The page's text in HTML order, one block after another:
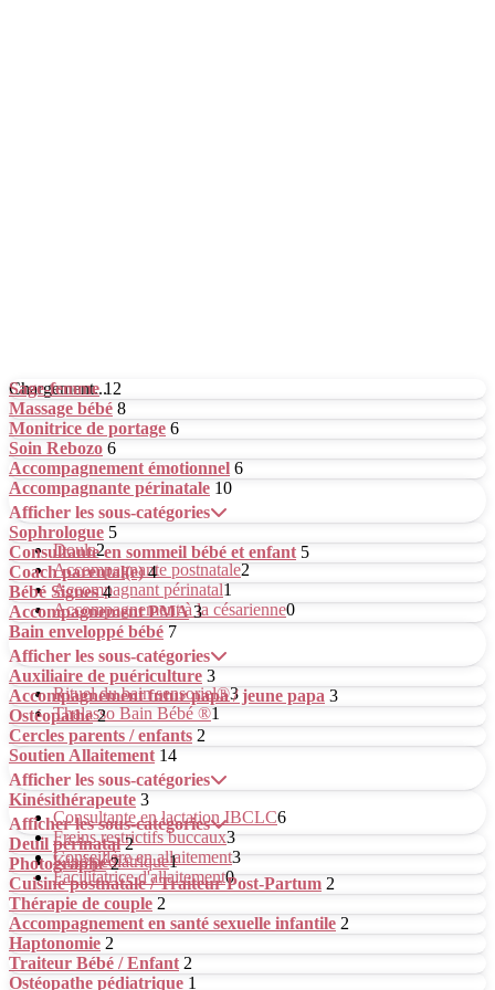
Chargement...
Sage-femme 12
Massage bébé 8
Monitrice de portage 6
Soin Rebozo 6
Accompagnement émotionnel 6
Accompagnante périnatale 10
Afficher les sous-catégories
Doula2
Accompagnante postnatale2
Accompagnant périnatal1
Accompagnement à la césarienne0
Sophrologue 5
Consultante en sommeil bébé et enfant 5
Coach parental(e) 4
Bébé Signes 4
Accompagnement PMA 3
Bain enveloppé bébé 7
Afficher les sous-catégories
Rituel du bain sensoriel®3
Thalasso Bain Bébé ®1
Auxiliaire de puériculture 3
Accompagnement futur papa / jeune papa 3
Ostéopathe 2
Cercles parents / enfants 2
Soutien Allaitement 14
Afficher les sous-catégories
Consultante en lactation IBCLC6
Freins restrictifs buccaux3
Conseillère en allaitement3
Facilitatrice d'allaitement0
Kinésithérapeute 3
Afficher les sous-catégories
Kiné pédiatrique1
Deuil périnatal 2
Photographe 2
Cuisine postnatale / Traiteur Post-Partum 2
Thérapie de couple 2
Accompagnement en santé sexuelle infantile 2
Haptonomie 2
Traiteur Bébé / Enfant 2
Ostéopathe pédiatrique 1